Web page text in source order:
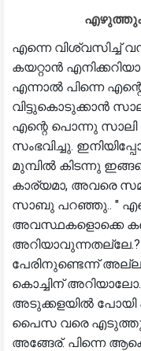
എന്നെ വിശ്വസിച്ച്
കയറ്റാൻ
എന്നാൽ പിന്നെ
വിട്ടുകൊടുക്കാൻ
എന്റെ പൊന്നു സാലി
സംഭവിച്ചു.
മുമ്പിൽ കിടന്നു
കാര്യമാ, അവരെ
സാബു പറഞ്ഞു.. "
അവസ്ഥകളൊക്കെ
പേരിനുണ്ടെന്ന്
കൊച്ചിന്
അടുക്കളയിൽ പോയി
പൈസ വരെ
അങ്ങേര്. പിന്നെ